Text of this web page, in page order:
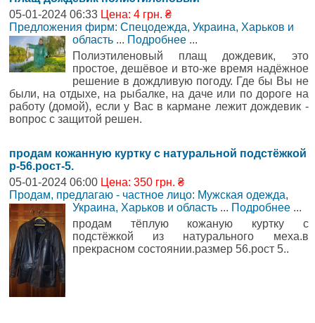
05-01-2024 06:33 Цена: 4 грн. ₴
Предложения фирм: Спецодежда, Украина, Харьков и
область ... Подробнее ...
Полиэтиленовый плащ дождевик, это
простое, дешёвое и вто-же время надёжное
решение в дождливую погоду. Где бы Вы не
были, на отдыхе, на рыбалке, на даче или по дороге на
работу (домой), если у Вас в кармане лежит дождевик -
вопрос с защитой решен.
продам кожанную куртку с натуральной подстёжкой
р-56.рост-5.
05-01-2024 06:00 Цена: 350 грн. ₴
Продам, предлагаю - частное лицо: Мужская одежда,
Украина, Харьков и область ... Подробнее ...
продам тёплую кожаную куртку с
подстёжкой из натурального меха.в
прекрасном состоянии.размер 56.рост 5..